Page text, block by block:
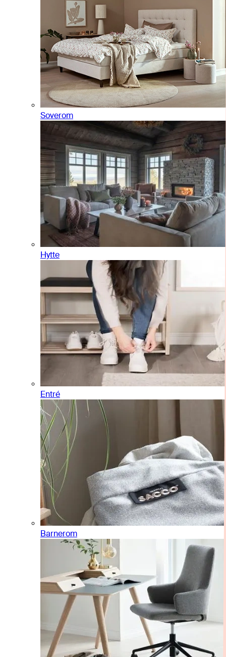
Soverom
Hytte
Entré
Barnerom